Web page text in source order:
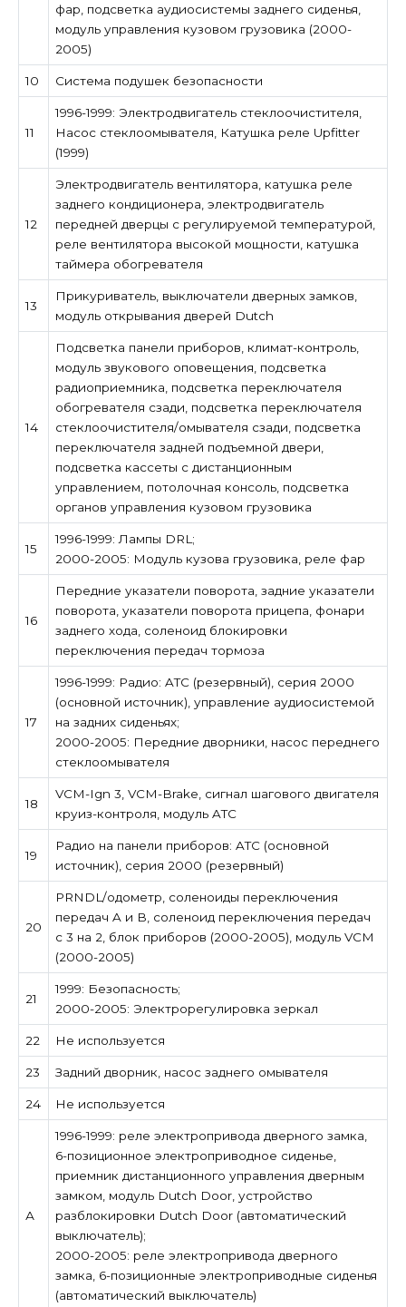
фар, подсветка аудиосистемы заднего сиденья,
модуль управления кузовом грузовика (2000-
2005)
10 Система подушек безопасности
11
1996-1999: Электродвигатель стеклоочистителя,
Насос стеклоомывателя, Катушка реле Upfitter
(1999)
12
Электродвигатель вентилятора, катушка реле
заднего кондиционера, электродвигатель
передней дверцы с регулируемой температурой,
реле вентилятора высокой мощности, катушка
таймера обогревателя
13
Прикуриватель, выключатели дверных замков,
модуль открывания дверей Dutch
14
Подсветка панели приборов, климат-контроль,
модуль звукового оповещения, подсветка
радиоприемника, подсветка переключателя
обогревателя сзади, подсветка переключателя
стеклоочистителя/омывателя сзади, подсветка
переключателя задней подъемной двери,
подсветка кассеты с дистанционным
управлением, потолочная консоль, подсветка
органов управления кузовом грузовика
15
1996-1999: Лампы DRL;
2000-2005: Модуль кузова грузовика, реле фар
16
Передние указатели поворота, задние указатели
поворота, указатели поворота прицепа, фонари
заднего хода, соленоид блокировки
переключения передач тормоза
17
1996-1999: Радио: ATC (резервный), серия 2000
(основной источник), управление аудиосистемой
на задних сиденьях;
2000-2005: Передние дворники, насос переднего
стеклоомывателя
18
VCM-Ign 3, VCM-Brake, сигнал шагового двигателя
круиз-контроля, модуль ATC
19
Радио на панели приборов: ATC (основной
источник), серия 2000 (резервный)
20
PRNDL/одометр, соленоиды переключения
передач A и B, соленоид переключения передач
с 3 на 2, блок приборов (2000-2005), модуль VCM
(2000-2005)
21
1999: Безопасность;
2000-2005: Электрорегулировка зеркал
22 Не используется
23 Задний дворник, насос заднего омывателя
24 Не используется
А
1996-1999: реле электропривода дверного замка,
6-позиционное электроприводное сиденье,
приемник дистанционного управления дверным
замком, модуль Dutch Door, устройство
разблокировки Dutch Door (автоматический
выключатель);
2000-2005: реле электропривода дверного
замка, 6-позиционные электроприводные сиденья
(автоматический выключатель)